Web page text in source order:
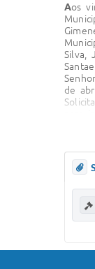
Aos
Silva,
de
para
R$
007/
252/